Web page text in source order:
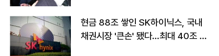
현금 88조 쌓인 SK하이닉스, 국내
채권시장 '큰손' 됐다…최대 40조 투